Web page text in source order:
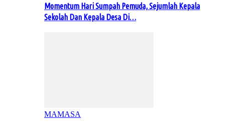
Momentum Hari Sumpah Pemuda, Sejumlah Kepala
Sekolah Dan Kepala Desa Di…
MAMASA